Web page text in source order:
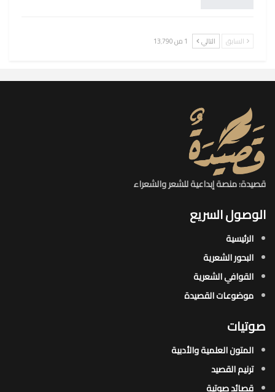
السابق التالي 1 من 13٬790
قصيدة: منصة إبداعية للشعر والشعراء
الوصول السريع
الرئيسية
البحور الشعرية​
القوافي الشعرية​
موضوعات القصيدة​
صوتيات
المتون العلمية والأدبية
ترنيم القصيد
قصائد صوتية